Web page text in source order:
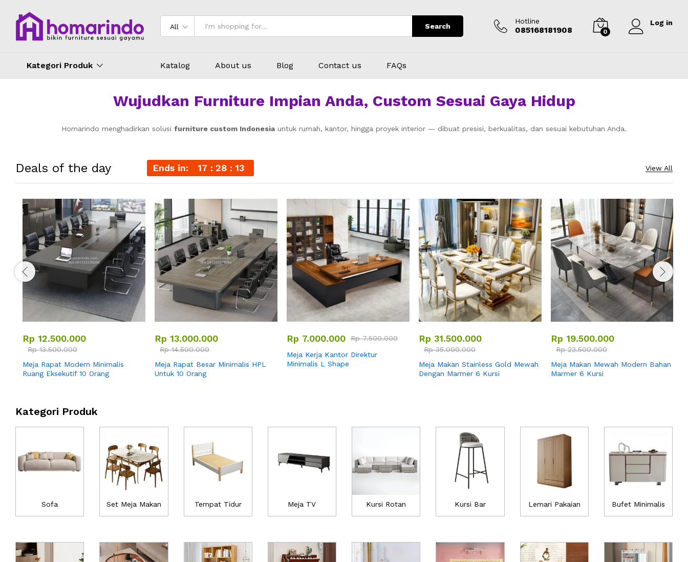
All Search
Hotline
085168181908 0
Log in
Kategori Produk Katalog About us Blog Contact us FAQs
Wujudkan Furniture Impian Anda, Custom Sesuai Gaya Hidup
Homarindo menghadirkan solusi furniture custom Indonesiauntuk rumah, kantor, hingga proyek interior — dibuat presisi, berkualitas, dan sesuai kebutuhan Anda.
Deals of the day Ends in: 17 28 11 View All
Rp 12.500.000
Rp13.500.000
Meja Rapat Modern Minimalis
Ruang Eksekutif 10 Orang
Rp 13.000.000
Rp14.500.000
Meja Rapat Besar Minimalis HPL
Untuk 10 Orang
Rp 7.000.000 Rp7.500.000
Meja Kerja Kantor Direktur
Minimalis L Shape
Rp 31.500.000
Rp35.000.000
Meja Makan Stainless Gold Mewah
Dengan Marmer 6 Kursi
Rp 19.500.000
Rp23.500.000
Meja Makan Mewah Modern Bahan
Marmer 6 Kursi
Kategori Produk
Sofa Set Meja Makan Tempat Tidur Meja TV Kursi Rotan Kursi Bar Lemari Pakaian Bufet Minimalis